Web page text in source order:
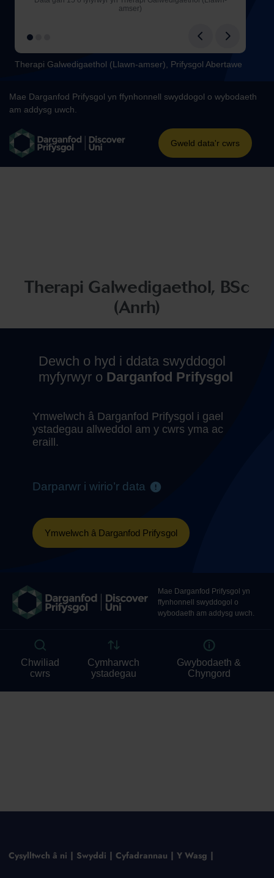
Therapi Galwedigaethol, BSc
(Anrh)
Cysylltwch â ni Swyddi Cyfadrannau Y Wasg